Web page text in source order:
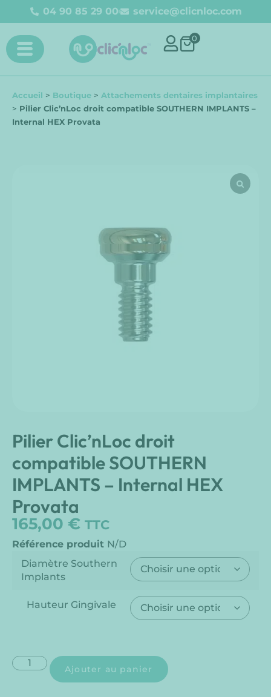
04 90 85 29 00 service@clicnloc.com​
0
Accueil > Boutique > Attachements dentaires implantaires
> Pilier Clic’nLoc droit compatible SOUTHERN IMPLANTS –
Internal HEX Provata
Pilier Clic’nLoc droit
compatible SOUTHERN
IMPLANTS – Internal HEX
Provata
165,00 € TTC
Référence produit N/D
Diamètre Southern
Implants
Hauteur Gingivale
Ajouter au panier